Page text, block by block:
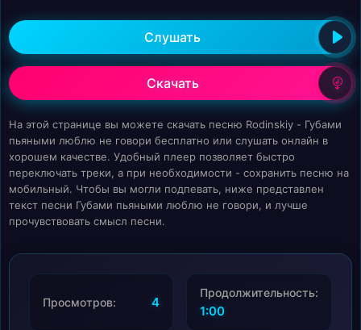
Слушать
Скачать
На этой странице вы можете скачать песню Rodinskiy - Губами
пьяными люблю не говори бесплатно или слушать онлайн в
хорошем качестве. Удобный плеер позволяет быстро
переключать треки, а при необходимости - сохранить песню на
мобильный. Чтобы вы могли подпевать, ниже представлен
текст песни Губами пьяными люблю не говори, и лучше
прочувствовать смысл песни.
Просмотров: 4
Продолжительность:
1:00